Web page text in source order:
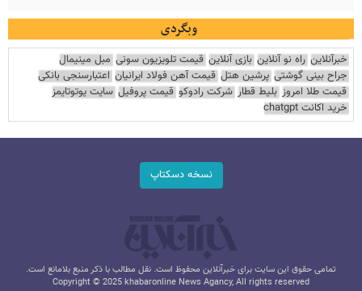
وبگردی
خبرآنلاین راه نو آنلاین بازی آنلاین قیمت تلویزیون سونی مبل مینیمال
جراح بینی گوشتی پرشین هتل قیمت آهن فولاد ایرانیان اعتبارسنجی بانکی
قیمت طلا امروز بلیط قطار شرکت رادوکو قیمت پروفیل سایت یوتوتایمز
خرید اکانت chatgpt
نسخه دسکتاپ
تمامی حقوق این سایت برای خبرآنلاین محفوظ است. نقل مطالب با ذکر منبع بلامانع است.
Copyright © 2025 khabaronline News Agancy, All rights reserved